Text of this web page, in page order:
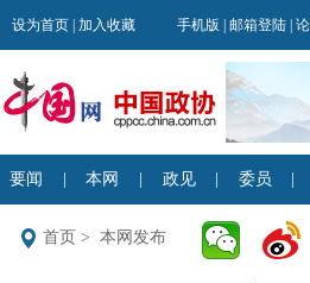
首页 > 本网发布